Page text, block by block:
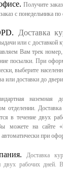
Получите
с понедельника по
Доставка
или с доставкой
Вам трек
посылки. При
выберите
или доставки до двери.
наземная
отделении.
в течение двух
можете на сайте
при
Доставка
двух рабочих дней.